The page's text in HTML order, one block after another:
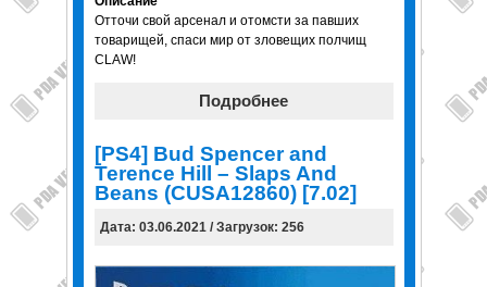
Отточи свой арсенал и отомсти за павших
товарищей, спаси мир от зловещих полчищ
CLAW!
Подробнее
[PS4] Bud Spencer and
Terence Hill – Slaps And
Beans (CUSA12860) [7.02]
Дата: 03.06.2021 / Загрузок: 256